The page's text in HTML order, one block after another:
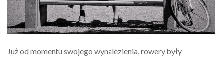
Już od momentu swojego wynalezienia, rowery były